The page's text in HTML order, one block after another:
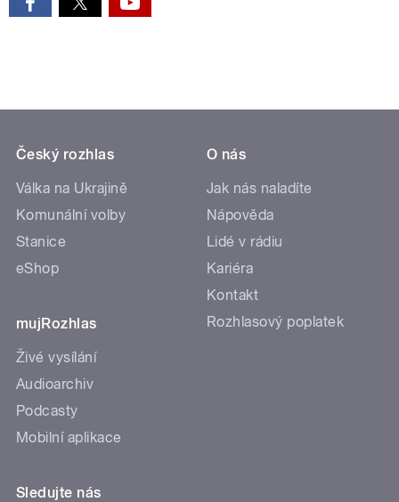
Český rozhlas
Válka na Ukrajině
Komunální volby
Stanice
eShop
mujRozhlas
Živé vysílání
Audioarchiv
Podcasty
Mobilní aplikace
O nás
Jak nás naladíte
Nápověda
Lidé v rádiu
Kariéra
Kontakt
Rozhlasový poplatek
Sledujte nás